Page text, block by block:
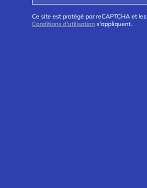
Ce site est protégé par reCAPTCHA et les
Conditions d'utilisation s'appliquent.